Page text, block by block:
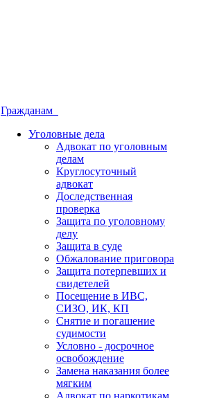
Гражданам
Уголовные дела
Адвокат по уголовным
делам
Круглосуточный
адвокат
Доследственная
проверка
Защита по уголовному
делу
Защита в суде
Обжалование приговора
Защита потерпевших и
свидетелей
Посещение в ИВС,
СИЗО, ИК, КП
Снятие и погашение
судимости
Условно - досрочное
освобождение
Замена наказания более
мягким
Адвокат по наркотикам